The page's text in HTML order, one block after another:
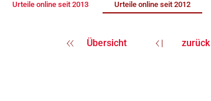
Urteile online seit 2013 Urteile online seit 2012
Übersicht zurück